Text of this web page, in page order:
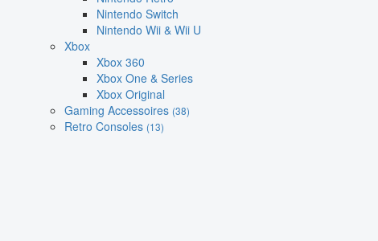
Nintendo Switch
Nintendo Wii & Wii U
Xbox
Xbox 360
Xbox One & Series
Xbox Original
Gaming Accessoires (38)
Retro Consoles (13)